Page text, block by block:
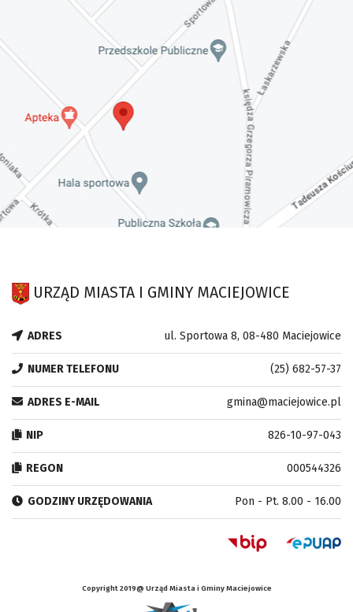
URZĄD MIASTA I GMINY MACIEJOWICE
ADRES ul. Sportowa 8, 08-480 Maciejowice
NUMER TELEFONU (25) 682-57-37
ADRES E-MAIL gmina@maciejowice.pl
NIP 826-10-97-043
REGON 000544326
GODZINY URZĘDOWANIA Pon - Pt. 8.00 - 16.00
Copyright 2019@ Urząd Miasta i Gminy Maciejowice